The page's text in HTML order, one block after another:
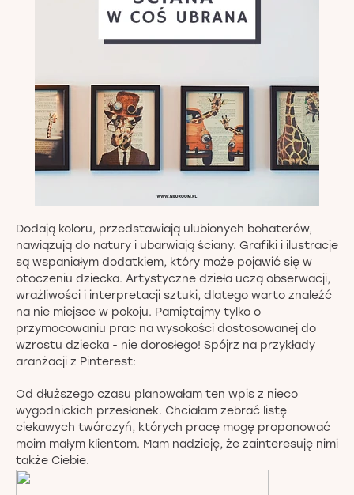
20 lutego 2026
Dodają koloru, przedstawiają ulubionych bohaterów,
nawiązują do natury i ubarwiają ściany. Grafiki i ilustracje
są wspaniałym dodatkiem, który może pojawić się w
otoczeniu dziecka. Artystyczne dzieła uczą obserwacji,
wrażliwości i interpretacji sztuki, dlatego warto znaleźć
na nie miejsce w pokoju. Pamiętajmy tylko o
przymocowaniu prac na wysokości dostosowanej do
wzrostu dziecka - nie dorosłego! Spójrz na przykłady
aranżacji z Pinterest:
Od dłuższego czasu planowałam ten wpis z nieco
wygodnickich przesłanek. Chciałam zebrać listę
ciekawych twórczyń, których pracę mogę proponować
moim małym klientom. Mam nadzieję, że zainteresuję nimi
także Ciebie.